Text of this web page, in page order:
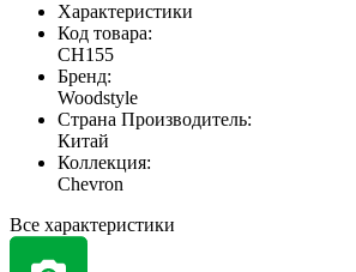
Характеристики
Код товара:
CH155
Бренд:
Woodstyle
Страна Производитель:
Китай
Коллекция:
Chevron
Все характеристики